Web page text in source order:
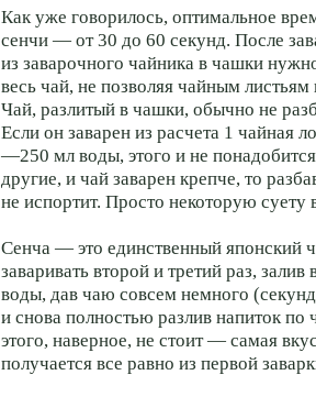
Как уже говорилось, оптимальное
сенчи — от 30 до 60 секунд. После
из заварочного чайника в чашки
весь чай, не позволяя чайным листьям
Чай, разлитый в чашки, обычно не
Если он заварен из расчета 1 чайная
—250 мл воды, этого и не
другие, и чай заварен крепче, то
не испортит. Просто некоторую суету
Сенча — это единственный японский
заваривать второй и третий раз,
воды, дав чаю совсем немного
и снова полностью разлив напиток
этого, наверное, не стоит — самая
получается все равно из первой